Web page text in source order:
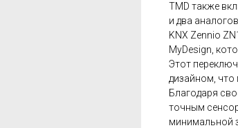
TMD также
и два
KNX Zennio
MyDesign,
Этот
дизайном, что
Благодаря
точным
минимальной